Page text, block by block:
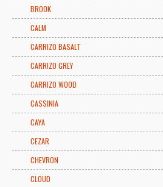
BROOK
CALM
CARRIZO BASALT
CARRIZO GREY
CARRIZO WOOD
CASSINIA
CAYA
CEZAR
CHEVRON
CLOUD